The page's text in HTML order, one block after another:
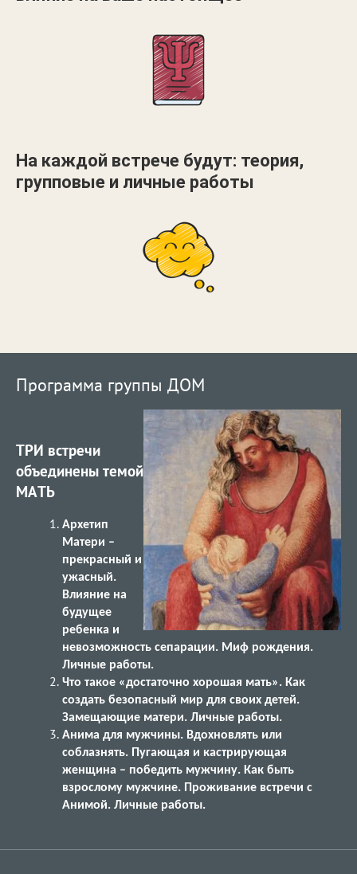
На каждой встрече будут: теория,
групповые и личные работы
Программа группы ДОМ
ТРИ встречи
объединены темой
МАТЬ
Архетип
Матери –
прекрасный и
ужасный.
Влияние на
будущее
ребенка и
невозможность сепарации. Миф рождения.
Личные работы.
Что такое «достаточно хорошая мать». Как
создать безопасный мир для своих детей.
Замещающие матери. Личные работы.
Анима для мужчины. Вдохновлять или
соблазнять. Пугающая и кастрирующая
женщина – победить мужчину. Как быть
взрослому мужчине. Проживание встречи с
Анимой. Личные работы.